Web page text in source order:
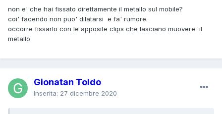
non e' che hai fissato direttamente il metallo sul mobile?
coi' facendo non puo' dilatarsi e fa' rumore.
occorre fissarlo con le apposite clips che lasciano muovere il
metallo
Gionatan Toldo
Inserita: 27 dicembre 2020